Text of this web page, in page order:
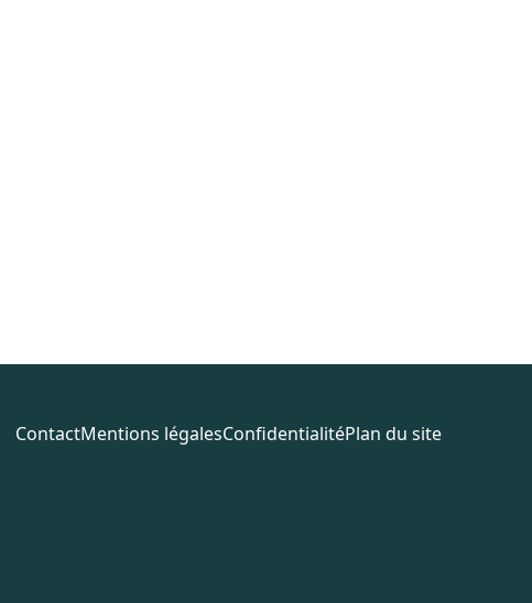
ContactMentions légalesConfidentialitéPlan du site